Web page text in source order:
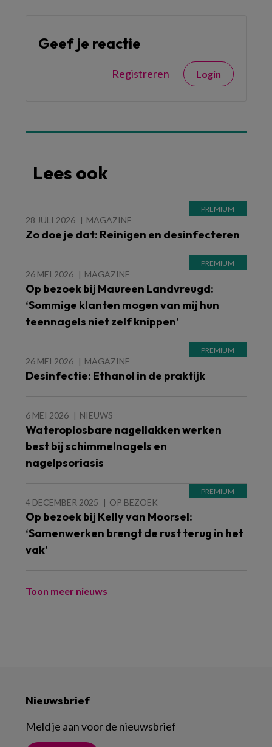
Geef je reactie
Registreren Login
Lees ook
28 JULI 2026 MAGAZINE
Zo doe je dat: Reinigen en desinfecteren
26 MEI 2026 MAGAZINE
Op bezoek bij Maureen Landvreugd:
‘Sommige klanten mogen van mij hun
teennagels niet zelf knippen’
26 MEI 2026 MAGAZINE
Desinfectie: Ethanol in de praktijk
6 MEI 2026 NIEUWS
Wateroplosbare nagellakken werken
best bij schimmelnagels en
nagelpsoriasis
4 DECEMBER 2025 OP BEZOEK
Op bezoek bij Kelly van Moorsel:
‘Samenwerken brengt de rust terug in het
vak’
Toon meer nieuws
Nieuwsbrief
Meld je aan voor de nieuwsbrief